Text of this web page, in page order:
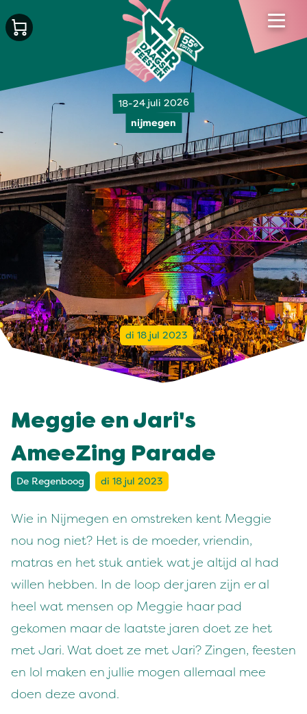
18-24 juli 2026
nijmegen
di 18 jul 2023
Meggie en Jari's
AmeeZing Parade
De Regenboog di 18 jul 2023
Wie in Nijmegen en omstreken kent Meggie
nou nog niet? Het is de moeder, vriendin,
matras en het stuk antiek wat je altijd al had
willen hebben. In de loop der jaren zijn er al
heel wat mensen op Meggie haar pad
gekomen maar de laatste jaren doet ze het
met Jari. Wat doet ze met Jari? Zingen, feesten
en lol maken en jullie mogen allemaal mee
doen deze avond.